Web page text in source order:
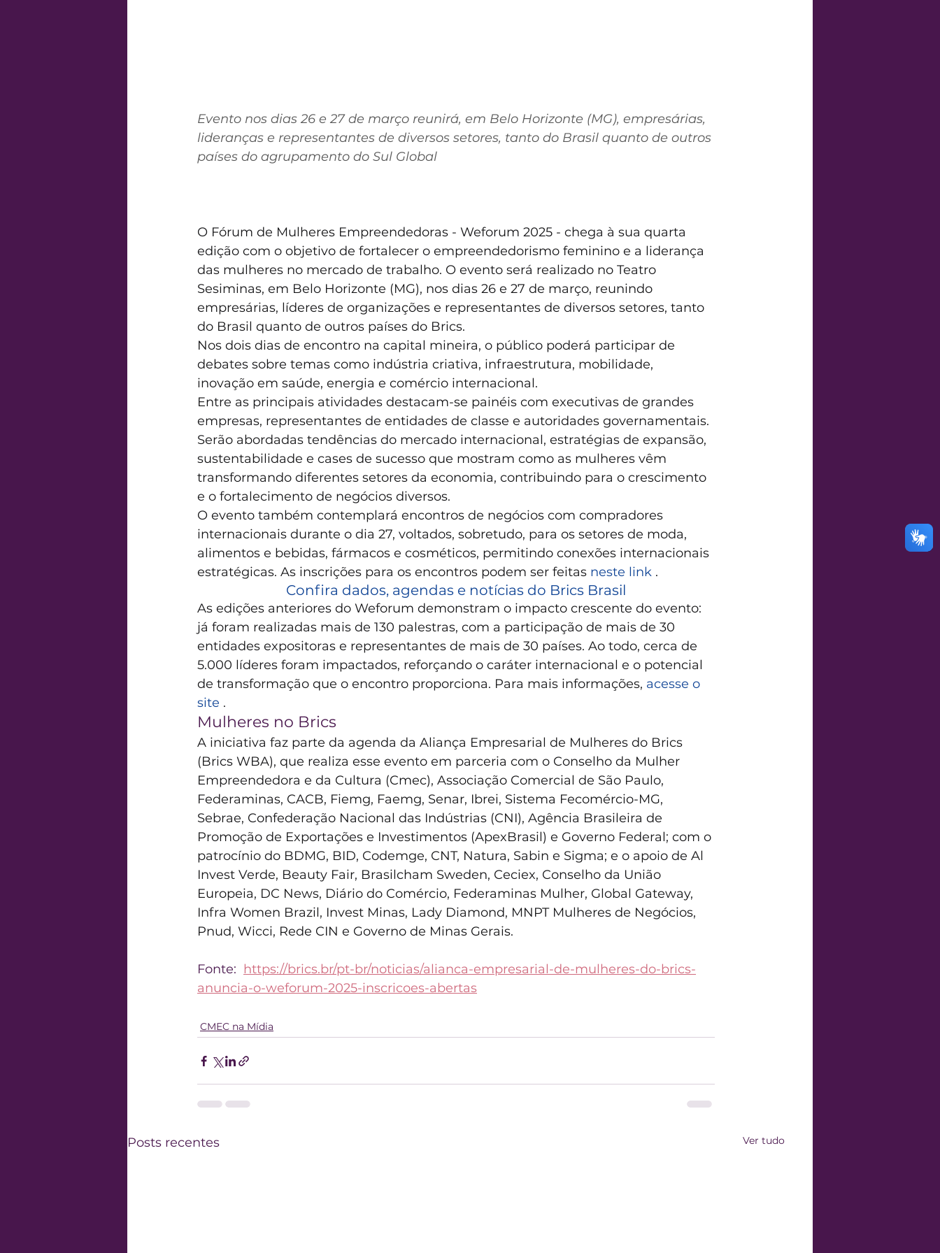
Evento nos dias 26 e 27 de março reunirá, em Belo Horizonte (MG), empresárias,
lideranças e representantes de diversos setores, tanto do Brasil quanto de outros
países do agrupamento do Sul Global
O Fórum de Mulheres Empreendedoras - Weforum 2025 - chega à sua quarta
edição com o objetivo de fortalecer o empreendedorismo feminino e a liderança
das mulheres no mercado de trabalho. O evento será realizado no Teatro
Sesiminas, em Belo Horizonte (MG), nos dias 26 e 27 de março, reunindo
empresárias, líderes de organizações e representantes de diversos setores, tanto
do Brasil quanto de outros países do Brics.
Nos dois dias de encontro na capital mineira, o público poderá participar de
debates sobre temas como indústria criativa, infraestrutura, mobilidade,
inovação em saúde, energia e comércio internacional.
Entre as principais atividades destacam-se painéis com executivas de grandes
empresas, representantes de entidades de classe e autoridades governamentais.
Serão abordadas tendências do mercado internacional, estratégias de expansão,
sustentabilidade e cases de sucesso que mostram como as mulheres vêm
transformando diferentes setores da economia, contribuindo para o crescimento
e o fortalecimento de negócios diversos.
O evento também contemplará encontros de negócios com compradores
internacionais durante o dia 27, voltados, sobretudo, para os setores de moda,
alimentos e bebidas, fármacos e cosméticos, permitindo conexões internacionais
estratégicas. As inscrições para os encontros podem ser feitas neste link .
Confira dados, agendas e notícias do Brics Brasil
As edições anteriores do Weforum demonstram o impacto crescente do evento:
já foram realizadas mais de 130 palestras, com a participação de mais de 30
entidades expositoras e representantes de mais de 30 países. Ao todo, cerca de
5.000 líderes foram impactados, reforçando o caráter internacional e o potencial
de transformação que o encontro proporciona. Para mais informações, acesse o
site .
Mulheres no Brics
A iniciativa faz parte da agenda da Aliança Empresarial de Mulheres do Brics
(Brics WBA), que realiza esse evento em parceria com o Conselho da Mulher
Empreendedora e da Cultura (Cmec), Associação Comercial de São Paulo,
Federaminas, CACB, Fiemg, Faemg, Senar, Ibrei, Sistema Fecomércio-MG,
Sebrae, Confederação Nacional das Indústrias (CNI), Agência Brasileira de
Promoção de Exportações e Investimentos (ApexBrasil) e Governo Federal; com o
patrocínio do BDMG, BID, Codemge, CNT, Natura, Sabin e Sigma; e o apoio de Al
Invest Verde, Beauty Fair, Brasilcham Sweden, Ceciex, Conselho da União
Europeia, DC News, Diário do Comércio, Federaminas Mulher, Global Gateway,
Infra Women Brazil, Invest Minas, Lady Diamond, MNPT Mulheres de Negócios,
Pnud, Wicci, Rede CIN e Governo de Minas Gerais.
Fonte: https://brics.br/pt-br/noticias/alianca-empresarial-de-mulheres-do-brics-
anuncia-o-weforum-2025-inscricoes-abertas
CMEC na Mídia
Posts recentes Ver tudo